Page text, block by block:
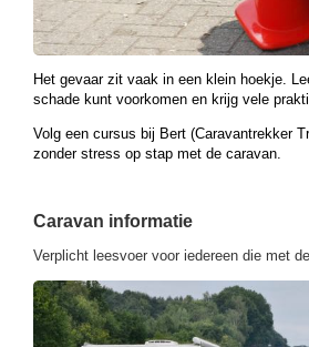
Het gevaar zit vaak in een klein hoekje.
schade kunt voorkomen en krijg vele
Volg een cursus bij Bert (Caravantrekker
zonder stress op stap met de caravan.
Caravan informatie
Verplicht leesvoer voor iedereen die met